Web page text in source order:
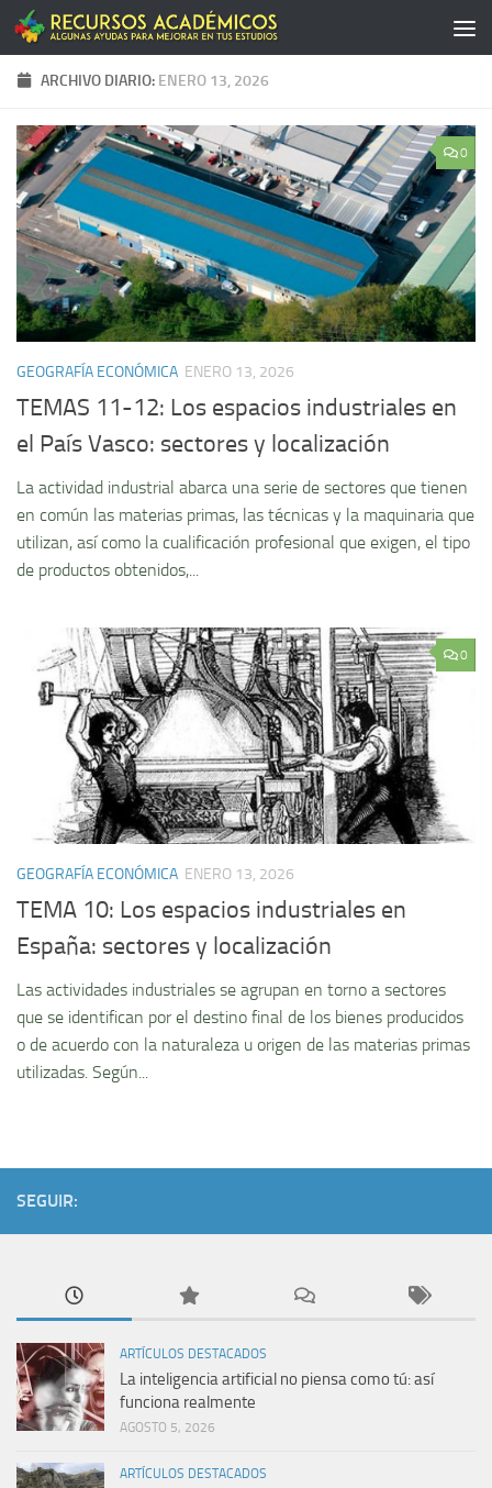
Saltar al contenido
ARCHIVO DIARIO: ENERO 13, 2026
0
GEOGRAFÍA ECONÓMICA ENERO 13, 2026
TEMAS 11-12: Los espacios industriales en
el Paí­s Vasco: sectores y localización
La actividad industrial abarca una serie de sectores que tienen
en común las materias primas, las técnicas y la maquinaria que
utilizan, así­ como la cualificación profesional que exigen, el tipo
de productos obtenidos,...
0
GEOGRAFÍA ECONÓMICA ENERO 13, 2026
TEMA 10: Los espacios industriales en
España: sectores y localización
Las actividades industriales se agrupan en torno a sectores
que se identifican por el destino final de los bienes producidos
o de acuerdo con la naturaleza u origen de las materias primas
utilizadas. Según...
SEGUIR:
ARTÍCULOS DESTACADOS
La inteligencia artificial no piensa como tú: así
funciona realmente
AGOSTO 5, 2026
ARTÍCULOS DESTACADOS